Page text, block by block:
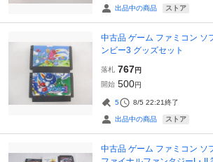
出品中の商品 ストア
中古品 ゲーム ファミコン ソ
ンビー3 グッズセット
落札 767円
開始 500円
5 8/5 22:21終了
出品中の商品 ストア
中古品 ゲーム ファミコン ソ